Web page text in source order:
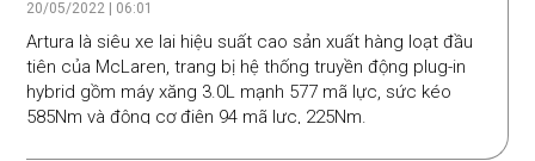
20/05/2022 | 06:01
Artura là siêu xe lai hiệu suất cao sản xuất hàng loạt đầu
tiên của McLaren, trang bị hệ thống truyền động plug-in
hybrid gồm máy xăng 3.0L mạnh 577 mã lực, sức kéo
585Nm và động cơ điện 94 mã lực, 225Nm.